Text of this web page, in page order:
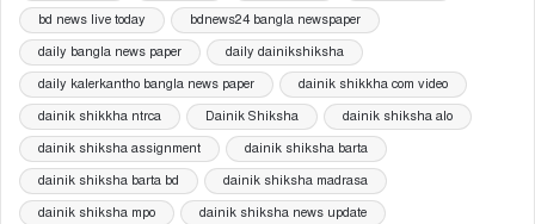
bd news live today bdnews24 bangla newspaper
daily bangla news paper daily dainikshiksha
daily kalerkantho bangla news paper dainik shikkha com video
dainik shikkha ntrca Dainik Shiksha dainik shiksha alo
dainik shiksha assignment dainik shiksha barta
dainik shiksha barta bd dainik shiksha madrasa
dainik shiksha mpo dainik shiksha news update